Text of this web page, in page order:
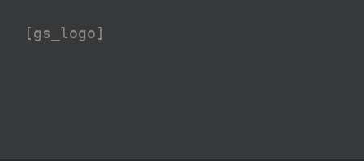
[gs_logo]